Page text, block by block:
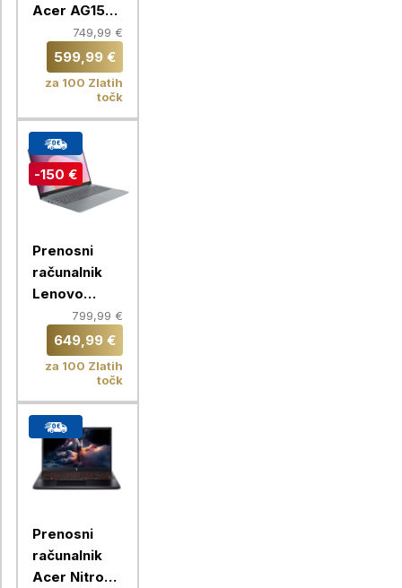
Acer AG15-
42P-R9BS,
16GB /
512GB, SSD,
Windows 11
Home
749,99 €
599,99 €
za 100 Zlatih
točk
-150 €
Prenosni
računalnik
Lenovo
IdeaPad Slim
3 15AMN8,
AMD Ryzen
16GB, 512
GB,
Windows 11
Home +
darilo torba
799,99 €
649,99 €
za 100 Zlatih
točk
Prenosni
računalnik
Acer Nitro